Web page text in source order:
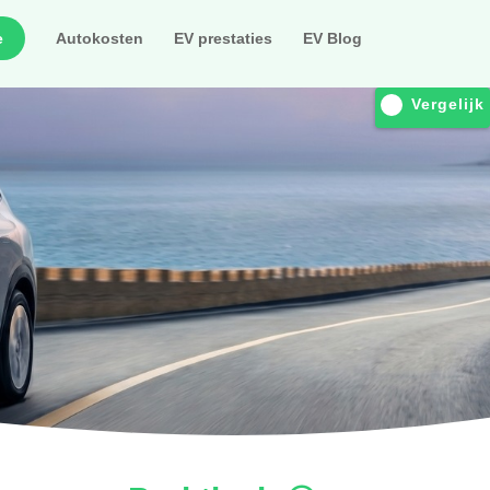
Autokosten EV prestaties EV Blog
Vergelijk